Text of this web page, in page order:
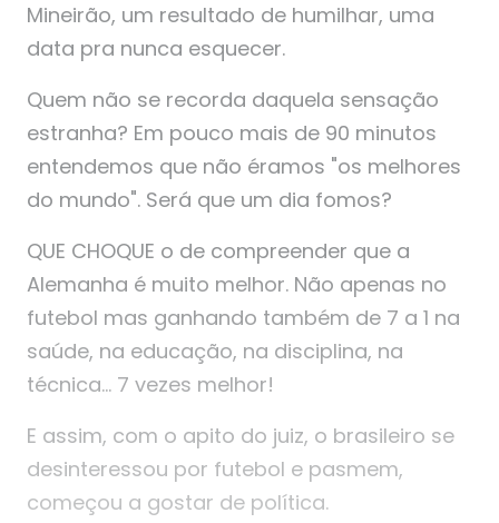
Mineirão, um resultado de humilhar, uma
data pra nunca esquecer.
Quem não se recorda daquela sensação
estranha? Em pouco mais de 90 minutos
entendemos que não éramos "os melhores
do mundo". Será que um dia fomos?
QUE CHOQUE o de compreender que a
Alemanha é muito melhor. Não apenas no
futebol mas ganhando também de 7 a 1 na
saúde, na educação, na disciplina, na
técnica… 7 vezes melhor!
E assim, com o apito do juiz, o brasileiro se
desinteressou por futebol e pasmem,
começou a gostar de política.